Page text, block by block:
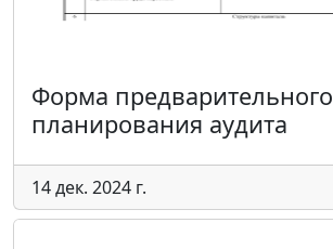
Форма предварительного
планирования аудита
14 дек. 2024 г.